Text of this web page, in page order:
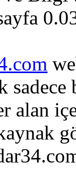
sadece
alan